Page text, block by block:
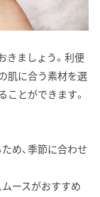
きましょう。利便
肌に合う素材を選
ことができます。
め、季節に合わせ
ムースがおすすめ